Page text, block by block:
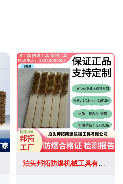
泊头邦拓防爆机械工具有限公司